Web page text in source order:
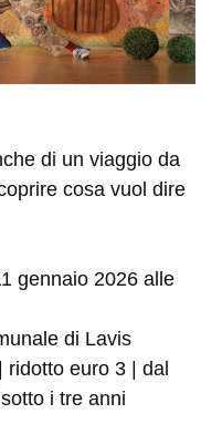
di un viaggio da
cosa vuol dire
gennaio 2026 alle
di Lavis
ridotto euro 3 | dal
i tre anni